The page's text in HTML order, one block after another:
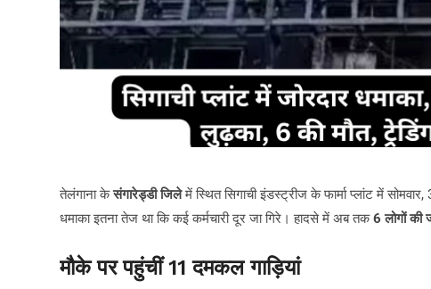
तेलंगाना केसंगारेड्डी जिलेमें स्थित सिगाची इंडस्ट्रीज के फार्मा प्लांट में
धमाका इतना तेज था कि कई कर्मचारी दूर जा गिरे। हादसे में अब तक6 लोगों की
मौके पर पहुंचीं 11 दमकल गाड़ियां